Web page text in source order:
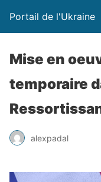
Portail de l'Ukraine
Mise en
temporaire
alexpadal